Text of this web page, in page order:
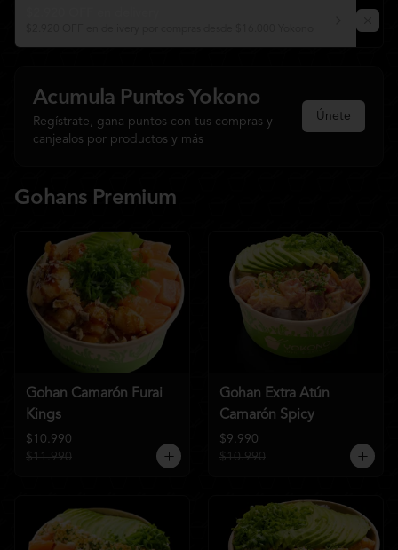
Acumula Puntos Yokono
Regístrate, gana puntos con tus compras y
canjealos por productos y más
Únete
Gohans Premium
Gohan Camarón Furai
Kings
$10.990
$11.990
Gohan Extra Atún
Camarón Spicy
$9.990
$10.990